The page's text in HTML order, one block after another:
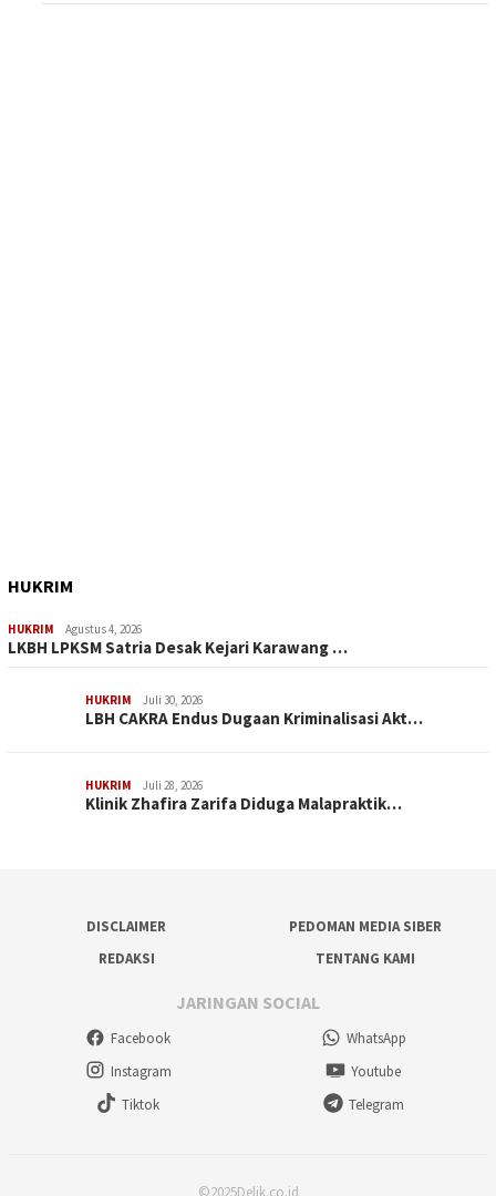
HUKRIM
HUKRIM Agustus 4, 2026
LKBH LPKSM Satria Desak Kejari Karawang …
HUKRIM Juli 30, 2026
LBH CAKRA Endus Dugaan Kriminalisasi Akt…
HUKRIM Juli 28, 2026
Klinik Zhafira Zarifa Diduga Malapraktik…
DISCLAIMER
PEDOMAN MEDIA SIBER
REDAKSI
TENTANG KAMI
JARINGAN SOCIAL
Facebook
WhatsApp
Instagram
Youtube
Tiktok
Telegram